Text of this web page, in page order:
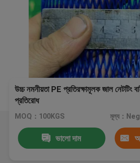
উচ্চ নমনীয়তা PE প্রতিরক্ষামূলক জাল নেটটিং
প্রতিরোধ
MOQ：100KGS মূল্য：
ভালো দাম